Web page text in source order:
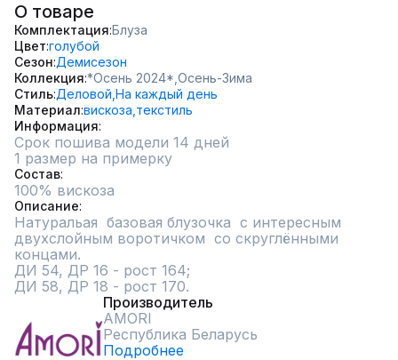
О товаре
Комплектация Блуза
Цвет голубой
Сезон Демисезон
Коллекция *Осень 2024*, Осень-Зима
Стиль Деловой, На каждый день
Материал вискоза, текстиль
Информация
Срок пошива модели 14 дней
1 размер на примерку
Состав
100% вискоза
Описание
Натуральая  базовая блузочка  с интересным
двухслойным воротичком  со скруглёнными
концами.
ДИ 54, ДР 16 - рост 164;
ДИ 58, ДР 18 - рост 170.
Производитель
AMORI
Республика Беларусь
Подробнее